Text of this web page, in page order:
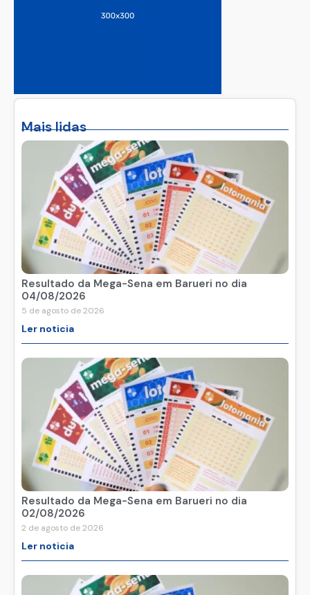
Mais lidas
Resultado da Mega-Sena em Barueri no dia
04/08/2026
5 de agosto de 2026
Ler noticia
Resultado da Mega-Sena em Barueri no dia
02/08/2026
2 de agosto de 2026
Ler noticia